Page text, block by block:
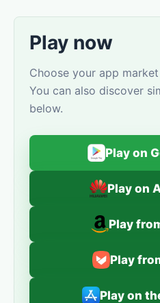
Play now
Choose your app market
You can also discover
below.
Play on
Play on
Play
Play
Play on